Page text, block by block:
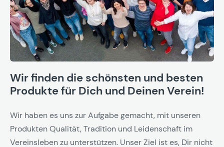
Wir finden die schönsten und besten
Produkte für Dich und Deinen Verein!
Wir haben es uns zur Aufgabe gemacht, mit unseren
Produkten Qualität, Tradition und Leidenschaft im
Vereinsleben zu unterstützen. Unser Ziel ist es, Dir nicht